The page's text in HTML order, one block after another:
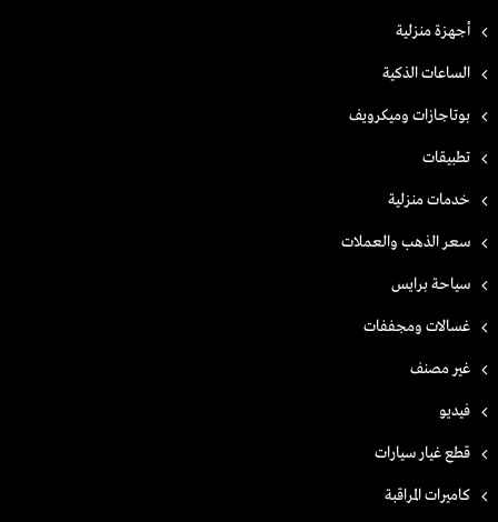
أجهزة منزلية
الساعات الذكية
بوتاجازات وميكرويف
تطبيقات
خدمات منزلية
سعر الذهب والعملات
سياحة برايس
غسالات ومجففات
غير مصنف
فيديو
قطع غيار سيارات
كاميرات المراقبة